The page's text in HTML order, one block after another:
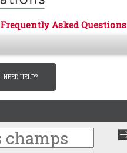
Frequently Asked Questions
NEED HELP?